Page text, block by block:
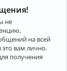
не
на всей
вам лично.
получения